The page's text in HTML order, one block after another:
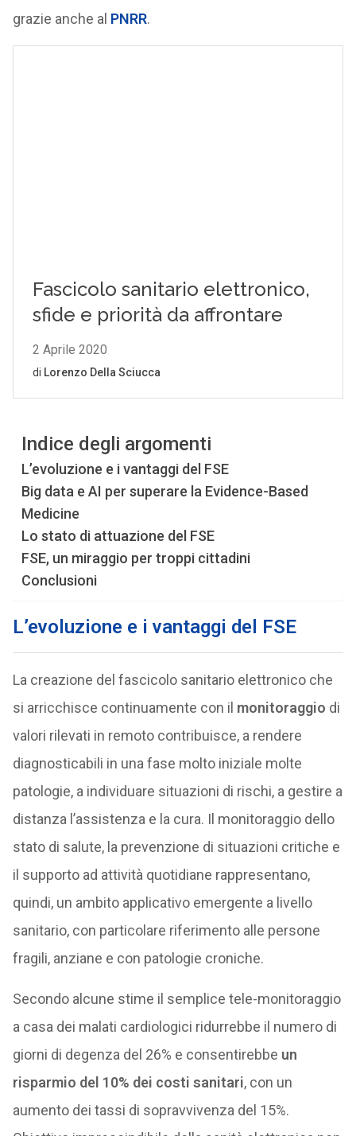
grazie anche al PNRR.
Indice degli argomenti
L’evoluzione e i vantaggi del FSE
Big data e AI per superare la Evidence-Based
Medicine
Lo stato di attuazione del FSE
FSE, un miraggio per troppi cittadini
Conclusioni
L’evoluzione e i vantaggi del FSE
La creazione del fascicolo sanitario elettronico che
si arricchisce continuamente con il monitoraggio di
valori rilevati in remoto contribuisce, a rendere
diagnosticabili in una fase molto iniziale molte
patologie, a individuare situazioni di rischi, a gestire a
distanza l’assistenza e la cura. Il monitoraggio dello
stato di salute, la prevenzione di situazioni critiche e
il supporto ad attività quotidiane rappresentano,
quindi, un ambito applicativo emergente a livello
sanitario, con particolare riferimento alle persone
fragili, anziane e con patologie croniche.
Secondo alcune stime il semplice tele-monitoraggio
a casa dei malati cardiologici ridurrebbe il numero di
giorni di degenza del 26% e consentirebbe un
risparmio del 10% dei costi sanitari, con un
aumento dei tassi di sopravvivenza del 15%.